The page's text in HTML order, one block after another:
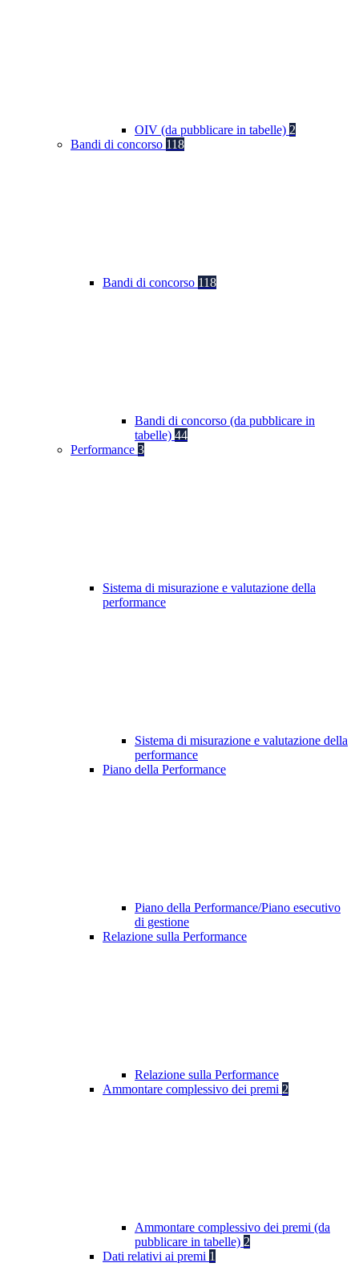
OIV (da pubblicare in tabelle) 2
Bandi di concorso 118
Bandi di concorso 118
Bandi di concorso (da pubblicare in
tabelle) 44
Performance 3
Sistema di misurazione e valutazione della
performance
Sistema di misurazione e valutazione della
performance
Piano della Performance
Piano della Performance/Piano esecutivo
di gestione
Relazione sulla Performance
Relazione sulla Performance
Ammontare complessivo dei premi 2
Ammontare complessivo dei premi (da
pubblicare in tabelle) 2
Dati relativi ai premi 1